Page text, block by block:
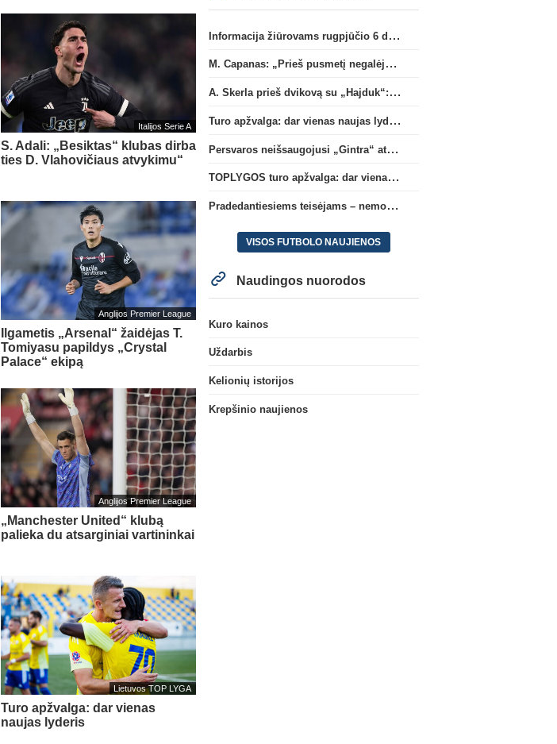
Italijos Serie A
S. Adali: „Besiktas“ klubas dirba
ties D. Vlahovičiaus atvykimu“
Anglijos Premier League
Ilgametis „Arsenal“ žaidėjas T.
Tomiyasu papildys „Crystal
Palace“ ekipą
Anglijos Premier League
„Manchester United“ klubą
palieka du atsarginiai vartininkai
Lietuvos TOP LYGA
Turo apžvalga: dar vienas
naujas lyderis
Informacija žiūrovams rugpjūčio 6 d. UEFA rungtynėms
M. Capanas: „Prieš pusmetį negalėjau net įsivaizduoti, kad žaisime prieš „Hajduk“
A. Skerla prieš dvikovą su „Hajduk“: „Tai kito kalibro komanda“
Turo apžvalga: dar vienas naujas lyderis
Persvaros neišsaugojusi „Gintra“ atrankos pusfinalyje nusileido Škotijos čempionėms
TOPLYGOS turo apžvalga: dar vienas naujas lyderis
Pradedantiesiems teisėjams – nemokamas seminaras Vilniuje šį penktadienį
VISOS FUTBOLO NAUJIENOS
Naudingos nuorodos
Kuro kainos
Uždarbis
Kelionių istorijos
Krepšinio naujienos